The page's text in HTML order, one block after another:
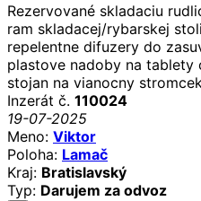
Rezervované skladaciu
ram skladacej/rybarskej
repelentne difuzery do
plastove nadoby na
stojan na vianocny stromcek
Inzerát č. 110024
19-07-2025
Meno: Viktor
Poloha: Lamač
Kraj: Bratislavský
Typ: Darujem za odvoz